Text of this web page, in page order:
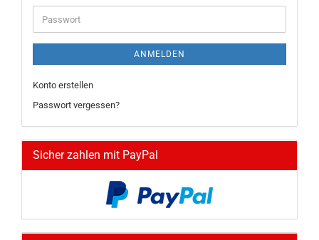
Adresse
Passwort
ANMELDEN
Konto erstellen
Passwort vergessen?
Sicher zahlen mit PayPal